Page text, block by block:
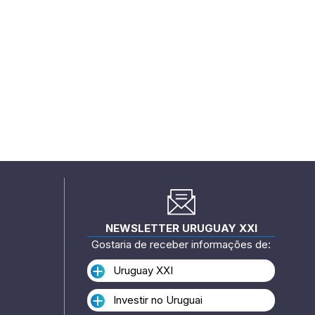
NEWSLETTER URUGUAY XXI
Gostaria de receber informações de:
Uruguay XXI
Investir no Uruguai